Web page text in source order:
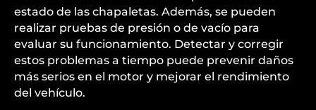
estado de las chapaletas. Además, se pueden
realizar pruebas de presión o de vacío para
evaluar su funcionamiento. Detectar y corregir
estos problemas a tiempo puede prevenir daños
más serios en el motor y mejorar el rendimiento
del vehículo.